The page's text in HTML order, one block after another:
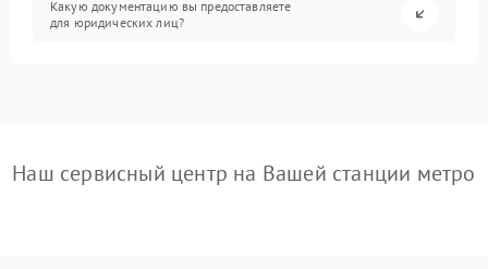
Какую документацию вы предоставляете
для юридических лиц?
Наш сервисный центр на Вашей станции метро